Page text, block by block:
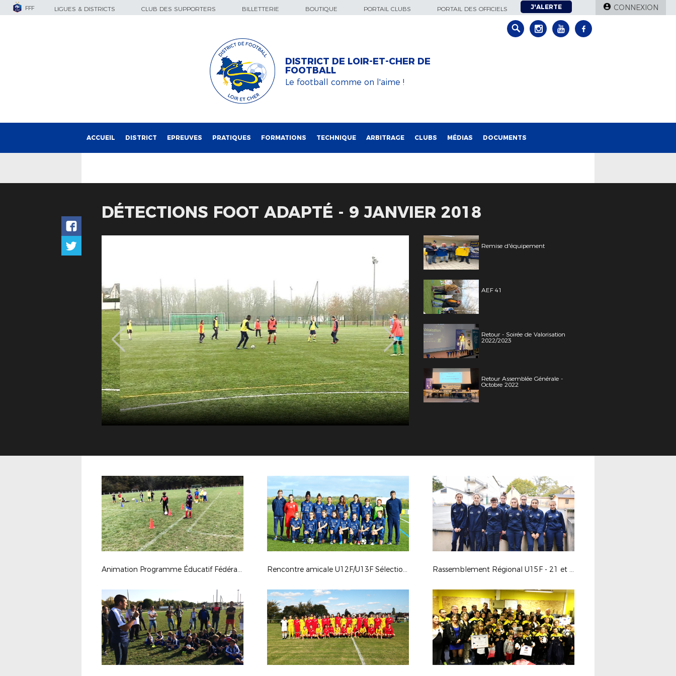
FFF LIGUES & DISTRICTS CLUB DES SUPPORTERS BILLETTERIE BOUTIQUE PORTAIL CLUBS PORTAIL DES OFFICIELS J'ALERTE CONNEXION
DISTRICT DE LOIR-ET-CHER DE
FOOTBALL
Le football comme on l'aime !
ACCUEIL DISTRICT EPREUVES PRATIQUES FORMATIONS TECHNIQUE ARBITRAGE CLUBS MÉDIAS DOCUMENTS
DÉTECTIONS FOOT ADAPTÉ - 9 JANVIER 2018
Remise d'équipement
AEF 41
Retour - Soirée de Valorisation
2022/2023
Retour Assemblée Générale -
Octobre 2022
Animation Programme Éducatif Fédéral - 27 octobre 2017 Rencontre amicale U12F/U13F Sélection 45 - Sélection 41 - Mercredi 25 octobre 2017 Rassemblement Régional U15F - 21 et 22 octobre 2017